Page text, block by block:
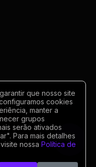
que nosso site
cookies
manter a
grupos
serão ativados
Para mais detalhes
nossa Política de